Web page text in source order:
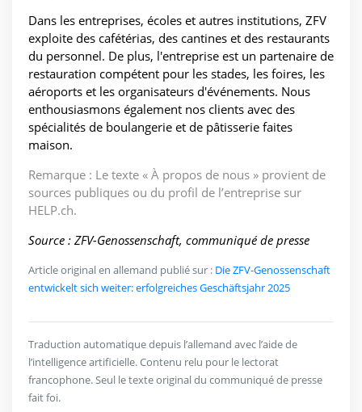
Dans les entreprises, écoles et autres institutions, ZFV
exploite des cafétérias, des cantines et des restaurants
du personnel. De plus, l'entreprise est un partenaire de
restauration compétent pour les stades, les foires, les
aéroports et les organisateurs d'événements. Nous
enthousiasmons également nos clients avec des
spécialités de boulangerie et de pâtisserie faites
maison.
Remarque : Le texte « À propos de nous » provient de
sources publiques ou du profil de l’entreprise sur
HELP.ch.
Source : ZFV-Genossenschaft, communiqué de presse
Article original en allemand publié sur : Die ZFV-Genossenschaft
entwickelt sich weiter: erfolgreiches Geschäftsjahr 2025
Traduction automatique depuis l’allemand avec l’aide de
l’intelligence artificielle. Contenu relu pour le lectorat
francophone. Seul le texte original du communiqué de presse
fait foi.